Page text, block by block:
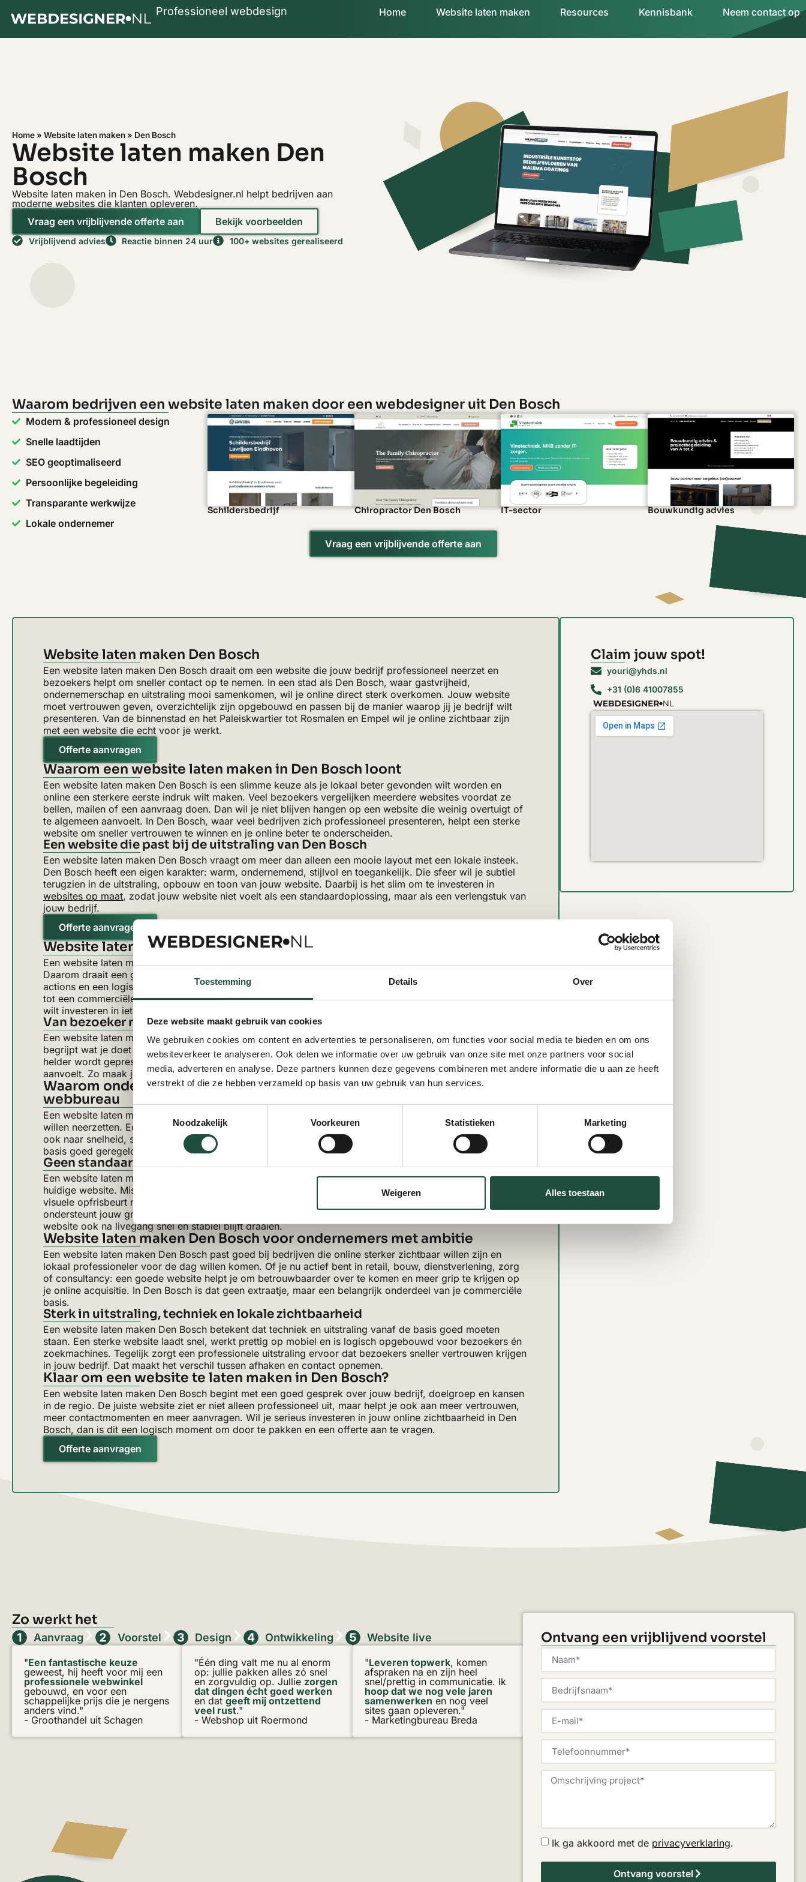
Toestemming Details Over
Deze website maakt gebruik van cookies
We gebruiken cookies om content en advertenties te personaliseren, om functies voor social media te bieden en om ons
websiteverkeer te analyseren. Ook delen we informatie over uw gebruik van onze site met onze partners voor social
media, adverteren en analyse. Deze partners kunnen deze gegevens combineren met andere informatie die u aan ze heeft
verstrekt of die ze hebben verzameld op basis van uw gebruik van hun services.
Toestemmingsselectie
Noodzakelijk
Voorkeuren Statistieken Marketing
Weigeren Alles toestaan
Professioneel webdesign Home Website laten maken Resources Kennisbank Neem contact op
Home» Website laten maken» Den Bosch
Website laten maken Den
Bosch
Website laten maken in Den Bosch. Webdesigner.nl helpt bedrijven aan
moderne websites die klanten opleveren.
Vraag een vrijblijvende offerte aan
Bekijk voorbeelden
Vrijblijvend advies Reactie binnen 24 uur 100+ websites gerealiseerd
Waarom bedrijven een website laten maken door een webdesigner uit Den Bosch
Modern & professioneel design
Snelle laadtijden
SEO geoptimaliseerd
Persoonlijke begeleiding
Transparante werkwijze
Lokale ondernemer
Schildersbedrijf Chiropractor Den Bosch IT-sector Bouwkundig advies
Vraag een vrijblijvende offerte aan
Website laten maken Den Bosch
Een website laten maken Den Bosch draait om een website die jouw bedrijf professioneel neerzet en
bezoekers helpt om sneller contact op te nemen. In een stad als Den Bosch, waar gastvrijheid,
ondernemerschap en uitstraling mooi samenkomen, wil je online direct sterk overkomen. Jouw website
moet vertrouwen geven, overzichtelijk zijn opgebouwd en passen bij de manier waarop jij je bedrijf wilt
presenteren. Van de binnenstad en het Paleiskwartier tot Rosmalen en Empel wil je online zichtbaar zijn
met een website die echt voor je werkt.
Offerte aanvragen
Waarom een website laten maken in Den Bosch loont
Een website laten maken Den Bosch is een slimme keuze als je lokaal beter gevonden wilt worden en
online een sterkere eerste indruk wilt maken. Veel bezoekers vergelijken meerdere websites voordat ze
bellen, mailen of een aanvraag doen. Dan wil je niet blijven hangen op een website die weinig overtuigt of
te algemeen aanvoelt. In Den Bosch, waar veel bedrijven zich professioneel presenteren, helpt een sterke
website om sneller vertrouwen te winnen en je online beter te onderscheiden.
Een website die past bij de uitstraling van Den Bosch
Een website laten maken Den Bosch vraagt om meer dan alleen een mooie layout met een lokale insteek.
Den Bosch heeft een eigen karakter: warm, ondernemend, stijlvol en toegankelijk. Die sfeer wil je subtiel
terugzien in de uitstraling, opbouw en toon van jouw website. Daarbij is het slim om te investeren in
websites op maat, zodat jouw website niet voelt als een standaardoplossing, maar als een verlengstuk van
jouw bedrijf.
Offerte aanvragen
Website laten maken Den Bosch met focus op resultaat
Een website laten maken Den Bosch moet uiteindelijk bijdragen aan meer aanvragen en meer vertrouwen.
Daarom draait een goede website niet alleen om design, maar ook om sterke teksten, duidelijke call-to-
actions en een logische opbouw. Zo wordt jouw website meer dan een online visitekaartje en groeit die uit
tot een commerciële basis voor je bedrijf. Daarbij spelen ook dekosten van een websitemee, omdat je
wilt investeren in iets dat op de lange termijn echt waarde toevoegt.
Van bezoeker naar aanvraag
Een website laten maken Den Bosch werkt het best wanneer een bezoeker binnen een paar seconden
begrijpt wat je doet en waarom jouw bedrijf de juiste keuze is. Daarom is het belangrijk dat jouw aanbod
helder wordt gepresenteerd, dat jouw expertise voelbaar is en dat contact opnemen laagdrempelig
aanvoelt. Zo maak je van jouw website een kanaal dat actief helpt om nieuwe aanvragen binnen te halen.
Waarom ondernemers in Den Bosch kiezen voor een professioneel
webbureau
Een website laten maken Den Bosch betekent voor veel bedrijven dat ze online een sterkere fundering
willen neerzetten. Een professioneel webbureau kijkt dan niet alleen naar hoe een website eruitziet, maar
ook naar snelheid, structuur, mobiel gebruik en conversie. Daarnaast wil je ook
goede beveiligingvanaf de
basis goed geregeld hebben, zodat jouw website professioneel en betrouwbaar blijft functioneren.
Geen standaard website, maar een online basis voor groei
Een website laten maken Den Bosch is vaak het moment waarop ondernemers kritisch kijken naar hun
huidige website. Misschien is die verouderd, onduidelijk of levert die simpelweg te weinig op. Dan is een
visuele opfrisbeurt meestal niet genoeg. Een sterke website helpt je om online beter te positioneren en
ondersteunt jouw groei op een veel stevigere manier. Daarbij is
website ook na livegang snel en stabiel blijft draaien.
Website laten maken Den Bosch voor ondernemers met ambitie
Een website laten maken Den Bosch past goed bij bedrijven die online sterker zichtbaar willen zijn en
lokaal professioneler voor de dag willen komen. Of je nu actief bent in retail, bouw, dienstverlening, zorg
of consultancy: een goede website helpt je om betrouwbaarder over te komen en meer grip te krijgen op
je online acquisitie. In Den Bosch is dat geen extraatje, maar een belangrijk onderdeel van je commerciële
basis.
Sterk in uitstraling, techniek en lokale zichtbaarheid
Een website laten maken Den Bosch betekent dat techniek en uitstraling vanaf de basis goed moeten
staan. Een sterke website laadt snel, werkt prettig op mobiel en is logisch opgebouwd voor bezoekers én
zoekmachines. Tegelijk zorgt een professionele uitstraling ervoor dat bezoekers sneller vertrouwen krijgen
in jouw bedrijf. Dat maakt het verschil tussen afhaken en contact opnemen.
Klaar om een website te laten maken in Den Bosch?
Een website laten maken Den Bosch begint met een goed gesprek over jouw bedrijf, doelgroep en kansen
in de regio. De juiste website ziet er niet alleen professioneel uit, maar helpt je ook aan meer vertrouwen,
meer contactmomenten en meer aanvragen. Wil je serieus investeren in jouw online zichtbaarheid in Den
Bosch, dan is dit een logisch moment om door te pakken en een offerte aan te vragen.
Offerte aanvragen
Claim jouw spot!
youri@yhds.nl
+31 (0)6 41007855
Zo werkt het
Aanvraag Voorstel Design Ontwikkeling Website live
"Een fantastische keuze
geweest, hij heeft voor mij een
professionele webwinkel
gebouwd, en voor een
schappelijke prijs die je nergens
anders vind."
- Groothandel uit Schagen
"Één ding valt me nu al enorm
op: jullie pakken alles zó snel
en zorgvuldig op. Jullie zorgen
dat dingen écht goed werken
en dat geeft mij ontzettend
veel rust."
- Webshop uit Roermond
"Leveren topwerk, komen
afspraken na en zijn heel
snel/prettig in communicatie. Ik
hoop dat we nog vele jaren
samenwerken en nog veel
sites gaan opleveren."
- Marketingbureau Breda
Ontvang een vrijblijvend voorstel
Ik ga akkoord met de privacyverklaring.
Ontvang voorstel